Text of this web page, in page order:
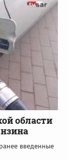
области
введенные